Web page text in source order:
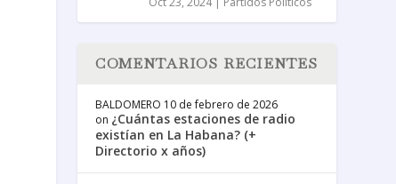
COMENTARIOS RECIENTES
BALDOMERO 10 de febrero de 2026
on ¿Cuántas estaciones de radio
existían en La Habana? (+
Directorio x años)